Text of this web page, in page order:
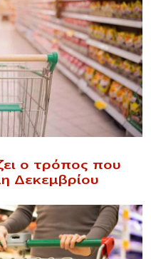
ο τρόπος που
Δεκεμβρίου